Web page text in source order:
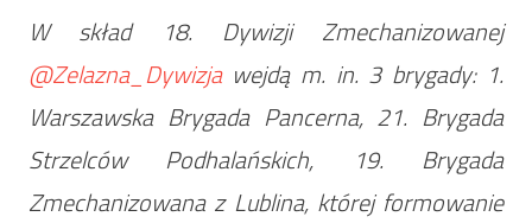
W skład 18. Dywizji Zmechanizowanej
@Zelazna_Dywizjawejdą m. in. 3 brygady: 1.
Warszawska Brygada Pancerna, 21. Brygada
Strzelców Podhalańskich, 19. Brygada
Zmechanizowana z Lublina, której formowanie